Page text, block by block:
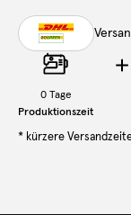
0Tage
Produktionszeit
* kürzere